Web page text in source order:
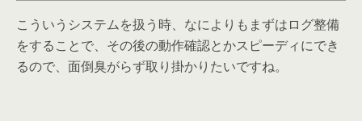
こういうシステムを扱う時、なによりもまずはログ整備
をすることで、その後の動作確認とかスピーディにでき
るので、面倒臭がらず取り掛かりたいですね。